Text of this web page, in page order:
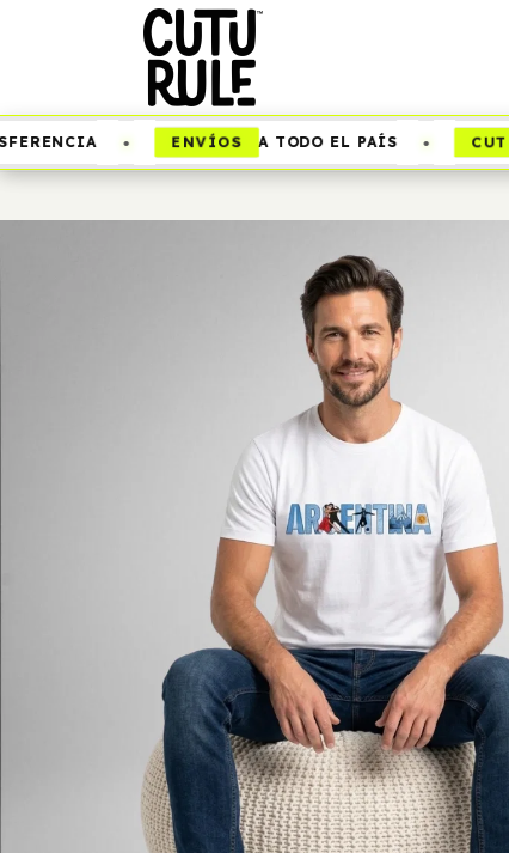
• ENVÍOS A TODO EL PAÍS •